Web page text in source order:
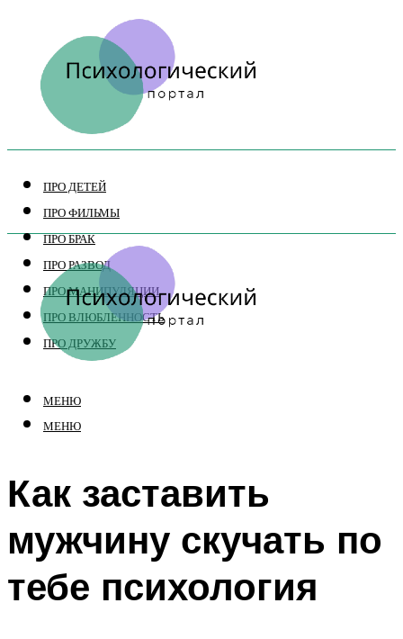
ПРО ДЕТЕЙ
ПРО ФИЛЬМЫ
ПРО БРАК
ПРО РАЗВОД
ПРО МАНИПУЛЯЦИИ
ПРО ВЛЮБЛЕННОСТЬ
ПРО ДРУЖБУ
МЕНЮ
МЕНЮ
Как заставить
мужчину скучать по
тебе психология